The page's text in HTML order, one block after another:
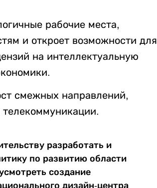
рабочие места,
и откроет возможности для
на интеллектуальную
смежных направлений,
разработать и
по развитию области
создание
дизайн-центра